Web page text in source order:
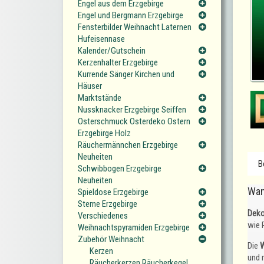
wie
Die
und
Engel aus dem Erzgebirge
Engel und Bergmann Erzgebirge
Fensterbilder Weihnacht Laternen
Hufeisennase
Kalender/Gutschein
Kerzenhalter Erzgebirge
Kurrende Sänger Kirchen und
Häuser
Marktstände
Nussknacker Erzgebirge Seiffen
Osterschmuck Osterdeko Ostern
Erzgebirge Holz
Räuchermännchen Erzgebirge
Neuheiten
Schwibbogen Erzgebirge
Neuheiten
Spieldose Erzgebirge
Sterne Erzgebirge
Verschiedenes
Weihnachtspyramiden Erzgebirge
Zubehör Weihnacht
Kerzen